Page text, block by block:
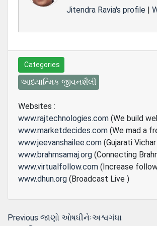
Jitendra Ravia's profile |
Categories
આધ્યાત્મિક જીવનશૈલી
Websites :
www.rajtechnologies.com (We build
www.marketdecides.com (We mad a
www.jeevanshailee.com (Gujarati
www.brahmsamaj.org (Connecting
www.virtualfollow.com (Increase
www.dhun.org (Broadcast Live )
Post
Previous Previous
જાણો ઓષધીનેઃઅશ્વગંધા